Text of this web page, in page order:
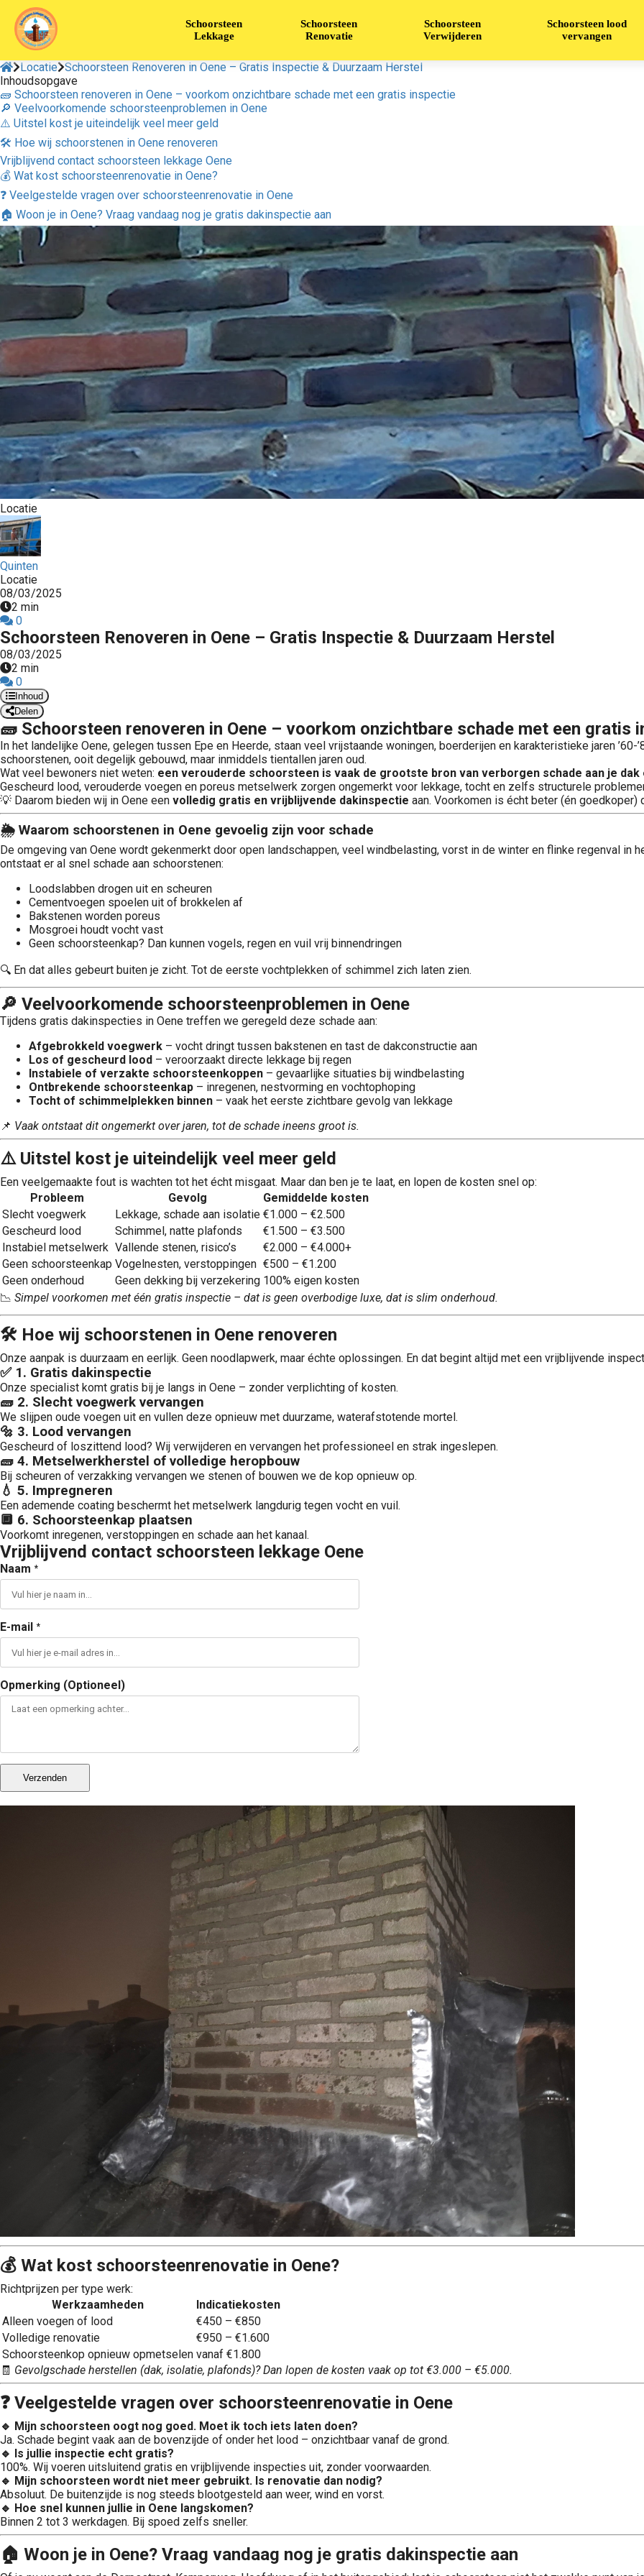
Schoorsteen
Lekkage
Schoorsteen
Renovatie
Schoorsteen
Verwijderen
Schoorsteen lood
vervangen
Locatie Schoorsteen Renoveren in Oene – Gratis Inspectie & Duurzaam Herstel
Inhoudsopgave
🧱 Schoorsteen renoveren in Oene – voorkom onzichtbare schade met een gratis inspectie
🔎 Veelvoorkomende schoorsteenproblemen in Oene
⚠️ Uitstel kost je uiteindelijk veel meer geld
🛠 Hoe wij schoorstenen in Oene renoveren
Vrijblijvend contact schoorsteen lekkage Oene
💰 Wat kost schoorsteenrenovatie in Oene?
❓ Veelgestelde vragen over schoorsteenrenovatie in Oene
🏠 Woon je in Oene? Vraag vandaag nog je gratis dakinspectie aan
Locatie
Quinten
Locatie
08/03/2025
2 min
0
Schoorsteen Renoveren in Oene – Gratis Inspectie & Duurzaam Herstel
08/03/2025
2 min
0
Inhoud
Delen
🧱 Schoorsteen renoveren in Oene – voorkom onzichtbare schade met een gratis
In het landelijke Oene, gelegen tussen Epe en Heerde, staan veel vrijstaande woningen, boerderijen en karakteristieke jaren
schoorstenen, ooit degelijk gebouwd, maar inmiddels tientallen jaren oud.
Wat veel bewoners niet weten: een verouderde schoorsteen is vaak de grootste bron van verborgen schade aan je dak
Gescheurd lood, verouderde voegen en poreus metselwerk zorgen ongemerkt voor lekkage, tocht en zelfs structurele
💡 Daarom bieden wij in Oene een volledig gratis en vrijblijvende dakinspectie aan. Voorkomen is écht beter (én goedkoper)
🌦 Waarom schoorstenen in Oene gevoelig zijn voor schade
De omgeving van Oene wordt gekenmerkt door open landschappen, veel windbelasting, vorst in de winter en flinke regenval in
ontstaat er al snel schade aan schoorstenen:
Loodslabben drogen uit en scheuren
Cementvoegen spoelen uit of brokkelen af
Bakstenen worden poreus
Mosgroei houdt vocht vast
Geen schoorsteenkap? Dan kunnen vogels, regen en vuil vrij binnendringen
🔍 En dat alles gebeurt buiten je zicht. Tot de eerste vochtplekken of schimmel zich laten zien.
🔎 Veelvoorkomende schoorsteenproblemen in Oene
Tijdens gratis dakinspecties in Oene treffen we geregeld deze schade aan:
Afgebrokkeld voegwerk – vocht dringt tussen bakstenen en tast de dakconstructie aan
Los of gescheurd lood – veroorzaakt directe lekkage bij regen
Instabiele of verzakte schoorsteenkoppen – gevaarlijke situaties bij windbelasting
Ontbrekende schoorsteenkap – inregenen, nestvorming en vochtophoping
Tocht of schimmelplekken binnen – vaak het eerste zichtbare gevolg van lekkage
📌 Vaak ontstaat dit ongemerkt over jaren, tot de schade ineens groot is.
⚠️ Uitstel kost je uiteindelijk veel meer geld
Een veelgemaakte fout is wachten tot het écht misgaat. Maar dan ben je te laat, en lopen de kosten snel op:
Probleem
Gevolg
Gemiddelde kosten
Slecht voegwerk
Lekkage, schade aan isolatie €1.000 – €2.500
Gescheurd lood
Schimmel, natte plafonds
€1.500 – €3.500
Instabiel metselwerk Vallende stenen, risico’s
€2.000 – €4.000+
Geen schoorsteenkap Vogelnesten, verstoppingen €500 – €1.200
Geen onderhoud
Geen dekking bij verzekering 100% eigen kosten
📉 Simpel voorkomen met één gratis inspectie – dat is geen overbodige luxe, dat is slim onderhoud.
🛠 Hoe wij schoorstenen in Oene renoveren
Onze aanpak is duurzaam en eerlijk. Geen noodlapwerk, maar échte oplossingen. En dat begint altijd met een vrijblijvende
✅ 1. Gratis dakinspectie
Onze specialist komt gratis bij je langs in Oene – zonder verplichting of kosten.
🧱 2. Slecht voegwerk vervangen
We slijpen oude voegen uit en vullen deze opnieuw met duurzame, waterafstotende mortel.
🔩 3. Lood vervangen
Gescheurd of loszittend lood? Wij verwijderen en vervangen het professioneel en strak ingeslepen.
🧱 4. Metselwerkherstel of volledige heropbouw
Bij scheuren of verzakking vervangen we stenen of bouwen we de kop opnieuw op.
💧 5. Impregneren
Een ademende coating beschermt het metselwerk langdurig tegen vocht en vuil.
🔲 6. Schoorsteenkap plaatsen
Voorkomt inregenen, verstoppingen en schade aan het kanaal.
Vrijblijvend contact schoorsteen lekkage Oene
Naam *
E-mail *
Opmerking (Optioneel)
Verzenden
💰 Wat kost schoorsteenrenovatie in Oene?
Richtprijzen per type werk:
Werkzaamheden
Indicatiekosten
Alleen voegen of lood
€450 – €850
Volledige renovatie
€950 – €1.600
Schoorsteenkop opnieuw opmetselen vanaf €1.800
🧾 Gevolgschade herstellen (dak, isolatie, plafonds)? Dan lopen de kosten vaak op tot €3.000 – €5.000.
❓ Veelgestelde vragen over schoorsteenrenovatie in Oene
🔹 Mijn schoorsteen oogt nog goed. Moet ik toch iets laten doen?
Ja. Schade begint vaak aan de bovenzijde of onder het lood – onzichtbaar vanaf de grond.
🔹 Is jullie inspectie echt gratis?
100%. Wij voeren uitsluitend gratis en vrijblijvende inspecties uit, zonder voorwaarden.
🔹 Mijn schoorsteen wordt niet meer gebruikt. Is renovatie dan nodig?
Absoluut. De buitenzijde is nog steeds blootgesteld aan weer, wind en vorst.
🔹 Hoe snel kunnen jullie in Oene langskomen?
Binnen 2 tot 3 werkdagen. Bij spoed zelfs sneller.
🏠 Woon je in Oene? Vraag vandaag nog je gratis dakinspectie aan